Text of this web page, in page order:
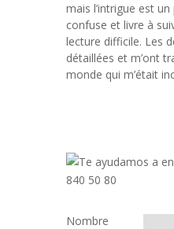
mais l’intrigue est
confuse et livre à
lecture difficile. Les
détaillées et m’ont
monde qui m’était
Nombre